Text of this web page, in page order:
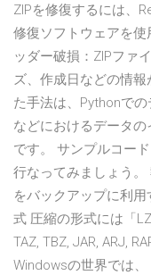
ZIPを修復するには、
修復ソフトウェアを
ッダー破損：ZIPファ
ズ、作成日などの情
た手法は、Pythonで
などにおけるデータ
です。 サンプルコー
行なってみましょう
をバックアップに利
式 圧縮の形式には「
TAZ, TBZ, JAR, ARJ,
Windowsの世界では